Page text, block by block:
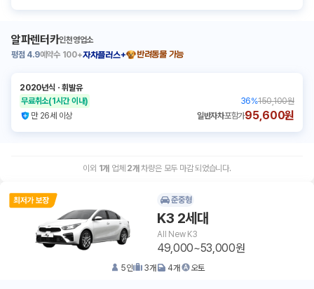
알파렌터카인천영업소
평점 4.9예약수 100+자차플러스+ 반려동물 가능
2020년식 ㆍ휘발유
무료취소(1시간 이내) 36%150,100원
만 26세 이상
일반자차포함가95,600원
이외 1개 업체 2개 차량은 모두 마감 되었습니다.
준중형
K3 2세대
All New K3
49,000~53,000원
5인 3개 4개 오토